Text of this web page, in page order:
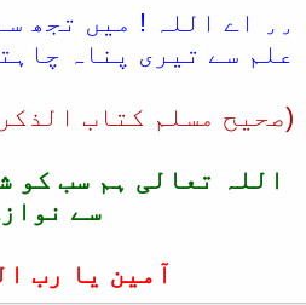
٫٫ اے اللہ ! میں تجھ
علم سے تیری پناہ
(صحیح مسلم کتاب الذکر باب:١٨
اللہ تعالی ہم سب کو
سے
آمین یا رب